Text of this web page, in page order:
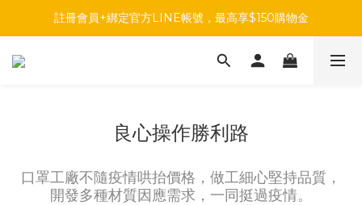
註冊會員+綁定官方LINE帳號，最高享$150購物金
註冊會員+綁定官方LINE帳號，最高享$150購物金
前往參加投票，領取專屬折扣碼!
良心操作勝利路
口罩工廠不隨疫情哄抬價格，做工細心堅持品質，
開發多種材質因應需求，一同挺過疫情。